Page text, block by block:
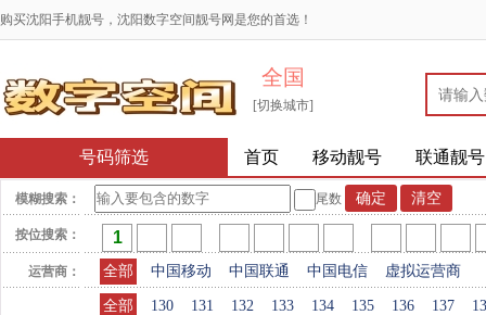
购买沈阳手机靓号，沈阳数字空间靓号网是您的首选！
全国
[切换城市]
号码筛选 首页 移动靓号 联通靓号
模糊搜索： 尾数
按位搜索：
运营商： 全部 中国移动 中国联通 中国电信 虚拟运营商
全部 130 131 132 133 134 135 136 137